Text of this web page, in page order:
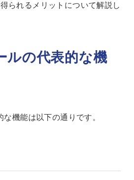
られるメリットについて解説し
ルの代表的な機
機能は以下の通りです。